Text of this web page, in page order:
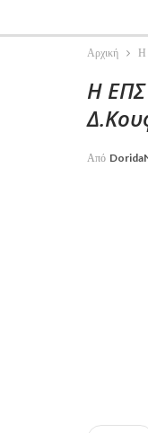
Αρχική Η
Η ΕΠΣ
Από